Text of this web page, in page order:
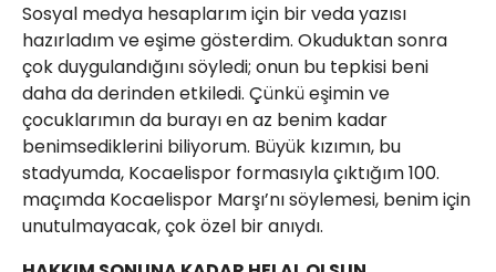
Sosyal medya hesaplarım için bir veda yazısı
hazırladım ve eşime gösterdim. Okuduktan sonra
çok duygulandığını söyledi; onun bu tepkisi beni
daha da derinden etkiledi. Çünkü eşimin ve
çocuklarımın da burayı en az benim kadar
benimsediklerini biliyorum. Büyük kızımın, bu
stadyumda, Kocaelispor formasıyla çıktığım 100.
maçımda Kocaelispor Marşı’nı söylemesi, benim için
unutulmayacak, çok özel bir anıydı.